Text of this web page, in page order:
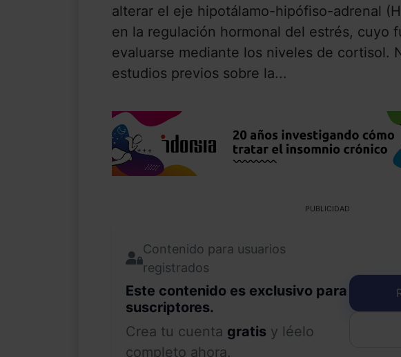
alterar el eje hipotálamo-hipófiso-adrenal
en la regulación hormonal del estrés, cuyo
evaluarse mediante los niveles de cortisol.
estudios previos sobre la...
PUBLICIDAD
Contenido para usuarios
registrados
Este contenido es exclusivo para
suscriptores.
Crea tu cuenta gratis y léelo
completo ahora.